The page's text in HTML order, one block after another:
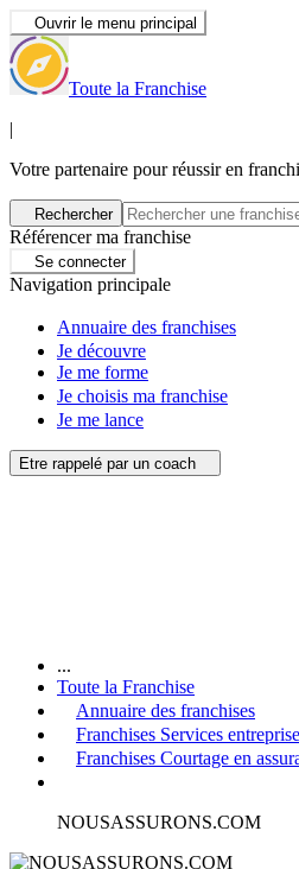
Ouvrir le menu principal
Toute la Franchise
|
Votre partenaire pour réussir en
Rechercher
Référencer ma franchise
Se connecter
Navigation principale
Annuaire des franchises
Je découvre
Je me forme
Je choisis ma franchise
Je me lance
Etre rappelé par un coach
...
Toute la Franchise
Annuaire des franchises
Franchises Services
Franchises Courtage en
NOUSASSURONS.COM